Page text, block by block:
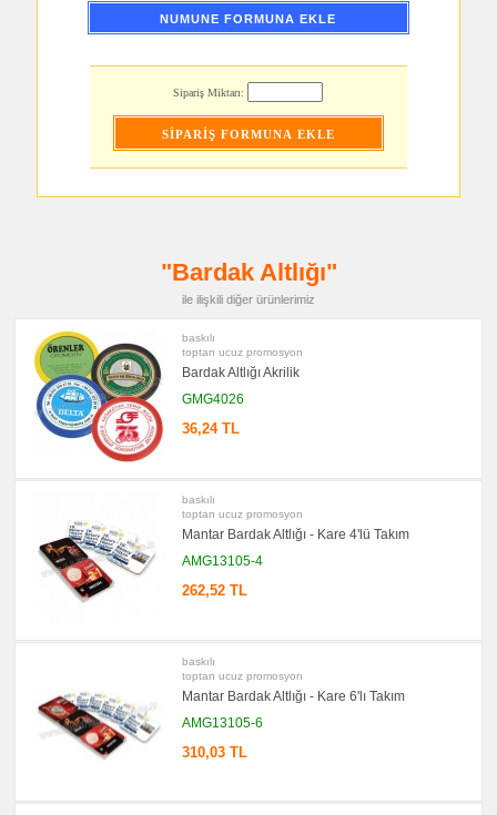
NUMUNE FORMUNA EKLE
Sipariş Miktarı:
"Bardak Altlığı"
ile ilişkili diğer ürünlerimiz
baskılı
toptan ucuz promosyon
Bardak Altlığı Akrilik
GMG4026
36,24 TL
baskılı
toptan ucuz promosyon
Mantar Bardak Altlığı - Kare 4'lü Takım
AMG13105-4
262,52 TL
baskılı
toptan ucuz promosyon
Mantar Bardak Altlığı - Kare 6'lı Takım
AMG13105-6
310,03 TL
promosyon
Kablosu
Kalem
promosyon
Kartvizitlik
promosyon
Radyo
promosyon
Takvim
&
Bloknot
&
Sekreter
Bloknot
promosyon
Masa
Yapışkan
Notluk
Seti
&